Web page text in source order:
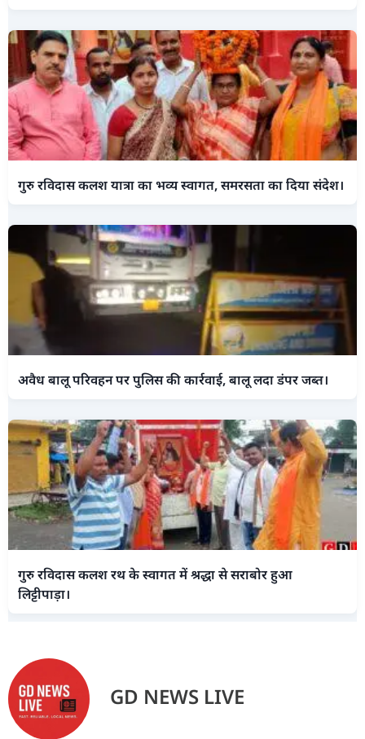
गुरु रविदास कलश यात्रा का भव्य स्वागत, समरसता का दिया संदेश।
अवैध बालू परिवहन पर पुलिस की कार्रवाई, बालू लदा डंपर जब्त।
गुरु रविदास कलश रथ के स्वागत में श्रद्धा से सराबोर हुआ
लिट्टीपाड़ा।
GD NEWS LIVE